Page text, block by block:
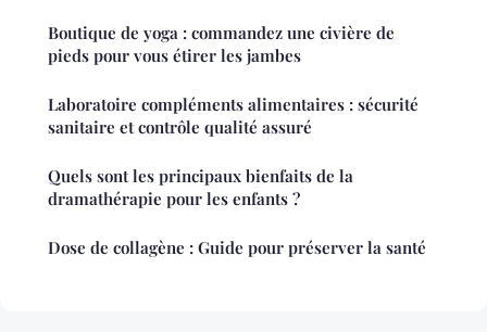
Boutique de yoga : commandez une civière de
pieds pour vous étirer les jambes
Laboratoire compléments alimentaires : sécurité
sanitaire et contrôle qualité assuré
Quels sont les principaux bienfaits de la
dramathérapie pour les enfants ?
Dose de collagène : Guide pour préserver la santé